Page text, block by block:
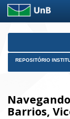
Skip
REPOSITÓRIO
Barrios,